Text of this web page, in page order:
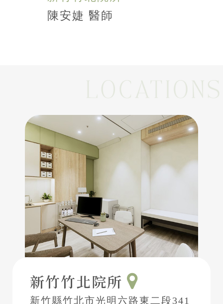
陳安婕 醫師
新竹竹北院所
新竹縣竹北市光明六路東二段341